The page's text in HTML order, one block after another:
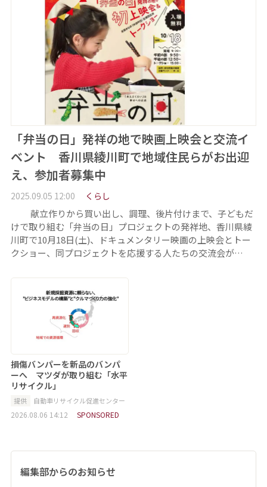
「弁当の日」発祥の地で映画上映会と交流イ
ベント 香川県綾川町で地域住民らがお出迎
え、参加者募集中
2025.09.05 12:00 くらし
献立作りから買い出し、調理、後片付けまで、子どもだ
けで取り組む「弁当の日」プロジェクトの発祥地、香川県綾
川町で10月18日(土)、ドキュメンタリー映画の上映会とトー
クショー、同プロジェクトを応援する人たちの交流会が…
損傷バンパーを新品のバンパ
ーへ マツダが取り組む「水平
リサイクル」
提供 自動車リサイクル促進センター
2026.08.06 14:12 SPONSORED
編集部からのお知らせ